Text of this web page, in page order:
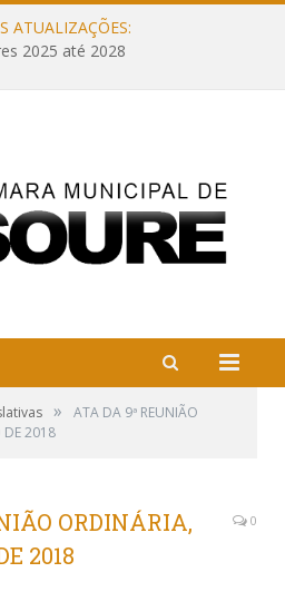
ATUALIZAÇÕES:
2025 até 2028
»
ATA DA 9ª REUNIÃO
DE 2018
ORDINÁRIA,
2018
0